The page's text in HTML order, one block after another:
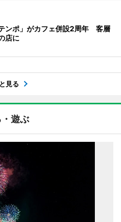
ンポ」がカフェ併設2周年 客層
店に
見る
・遊ぶ